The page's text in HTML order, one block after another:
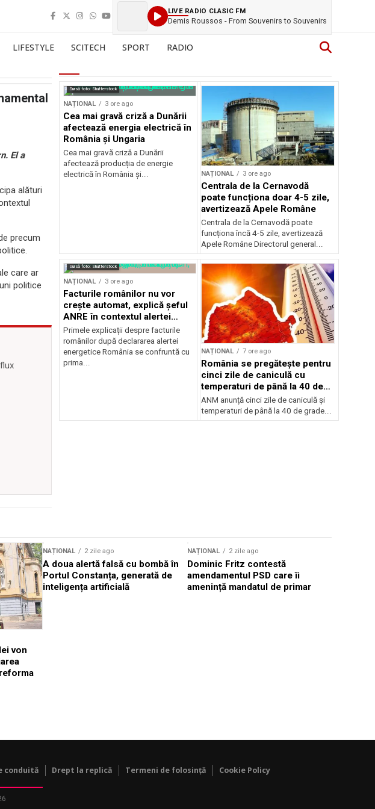
LIVE RADIO CLASIC FM
Demis Roussos - From Souvenirs to Souvenirs
LIFESTYLE SCITECH SPORT RADIO
El a
alături
precum
care ar
politice
Sursă foto: Shutterstock
NAȚIONAL 3 ore ago
Cea mai gravă criză a Dunării
afectează energia electrică în
România și Ungaria
Cea mai gravă criză a Dunării
afectează producția de energie
electrică în România și...
NAȚIONAL 3 ore ago
Centrala de la Cernavodă
poate funcționa doar 4-5 zile,
avertizează Apele Române
Centrala de la Cernavodă poate
funcționa încă 4-5 zile, avertizează
Apele Române Directorul general...
Sursă foto: Shutterstock
NAȚIONAL 3 ore ago
Facturile românilor nu vor
crește automat, explică șeful
ANRE în contextul alertei
energetice
Primele explicații despre facturile
românilor după declararea alertei
energetice România se confruntă cu
prima...
NAȚIONAL 7 ore ago
România se pregătește pentru
cinci zile de caniculă cu
temperaturi de până la 40 de
grade
ANM anunță cinci zile de caniculă și
temperaturi de până la 40 de grade...
von
Sursă foto: Shutterstock
NAȚIONAL 2 zile ago
A doua alertă falsă cu bombă în
Portul Constanța, generată de
inteligența artificială
NAȚIONAL 2 zile ago
Dominic Fritz contestă
amendamentul PSD care îi
amenință mandatul de primar
conduită Drept la replică Termeni de folosință Cookie Policy